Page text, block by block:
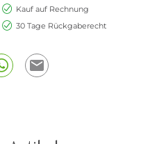
Kauf auf Rechnung
30 Tage Rückgaberecht